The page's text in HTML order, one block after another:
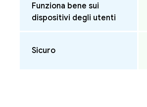
Funziona bene sui
dispositivi degli utenti
Sicuro